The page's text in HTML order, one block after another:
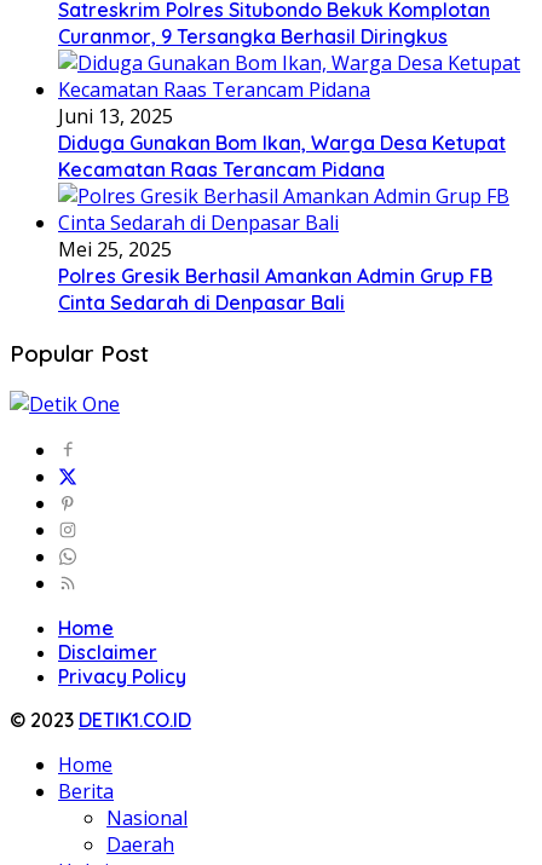
Satreskrim Polres Situbondo Bekuk Komplotan
Curanmor, 9 Tersangka Berhasil Diringkus
Juni 13, 2025
Diduga Gunakan Bom Ikan, Warga Desa Ketupat
Kecamatan Raas Terancam Pidana
Mei 25, 2025
Polres Gresik Berhasil Amankan Admin Grup FB
Cinta Sedarah di Denpasar Bali
Popular Post
Home
Disclaimer
Privacy Policy
© 2023 DETIK1.CO.ID
Home
Berita
Nasional
Daerah